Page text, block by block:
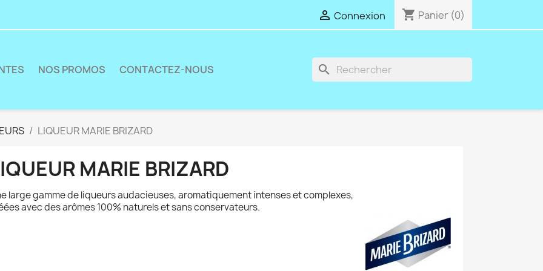
 Connexion shopping_cart Panier (0)
NOS PROMOS CONTACTEZ-NOUS search
LIQUEUR MARIE BRIZARD
MARIE BRIZARD
large gamme de liqueurs audacieuses, aromatiquement intenses et complexes,
avec des arômes 100% naturels et sans conservateurs.